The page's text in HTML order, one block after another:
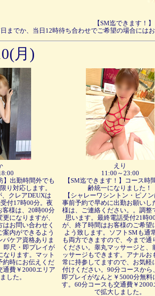
【SM迄できます！
までか、当日12時待ち合わせでご希望の場合には
月)
】出勤時間外でも
り対応します。
、クレアDEUXは
付17時00分。夜
客様は、20時00分
になりますが、
お問い合わせく
案内ができるよう
ケア資格ありま
即尺・即プレイが
なります。マット
約時にお伝えくだ
通費￥2000エリア
した。
えり
11:00～23:00
【SM迄できます！】コース時
齢統一になりました！
【シャレーワシントン・ピノ
事前予約で早めに出勤お願いし
様は、ご連絡ください。。調整
思います。最終電話受付21時
が、終了時間はお客様のご希望
よう致します。ソフトSMも通
も両方できますので、今まで通
ください。睾丸マッサージと、
ッサージもできます。アナルお
常に持参してますので、お気軽
付けください。90分コースから
即プレイがなんと￥5000分無料
す。60分コースも交通費￥2000
で拡大しました。